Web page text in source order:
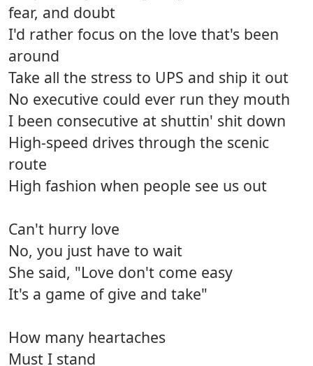
fear, and doubt
I'd rather focus on the love that's been
around
Take all the stress to UPS and ship it out
No executive could ever run they mouth
I been consecutive at shuttin' shit down
High-speed drives through the scenic
route
High fashion when people see us out
Can't hurry love
No, you just have to wait
She said, "Love don't come easy
It's a game of give and take"
How many heartaches
Must I stand